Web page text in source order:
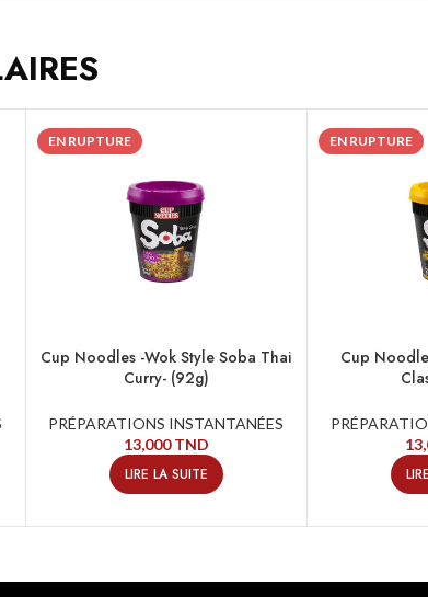
EN RUPTURE
Cup Noodles -Wok Style Soba Thai
Curry- (92g)
PRÉPARATIONS INSTANTANÉES
13,000TND
LIRE LA SUITE
EN RUPTURE
Cup